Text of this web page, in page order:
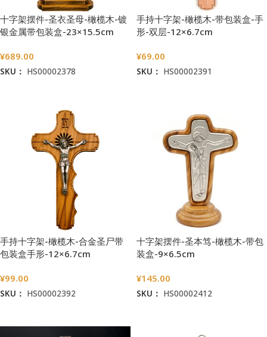
十字架摆件-圣衣圣母-橄榄木-镀
银金属带包装盒-23×15.5cm
¥689.00
SKU： HS00002378
手持十字架-橄榄木-带包装盒-手
形-双层-12×6.7cm
¥69.00
SKU： HS00002391
手持十字架-橄榄木-合金圣尸带
包装盒手形-12×6.7cm
¥99.00
SKU： HS00002392
十字架摆件-圣本笃-橄榄木-带包
装盒-9×6.5cm
¥145.00
SKU： HS00002412